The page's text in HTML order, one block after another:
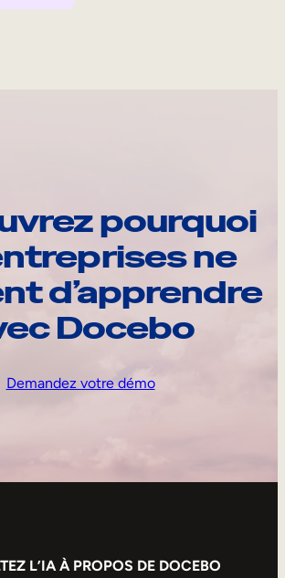
pourquoi
ne
d’apprendre
Docebo
Demandez votre démo
L’IA À PROPOS DE DOCEBO